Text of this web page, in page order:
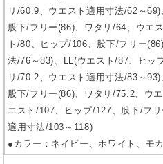
リ/60.9、ウエスト適用寸法/62～
股下/フリー(86)、ワタリ/64、ウエ
ト/80、ヒップ/106、股下/フリー
法/76～83)、LL(ウエスト/87、ヒッ
リ/70.2、ウエスト適用寸法/83～
股下/フリー(86)、ワタリ/75.2、ウ
エスト/107、ヒップ/127、股下/フ
適用寸法/103～118)
●カラー：ネイビー、ホワイト、モカ